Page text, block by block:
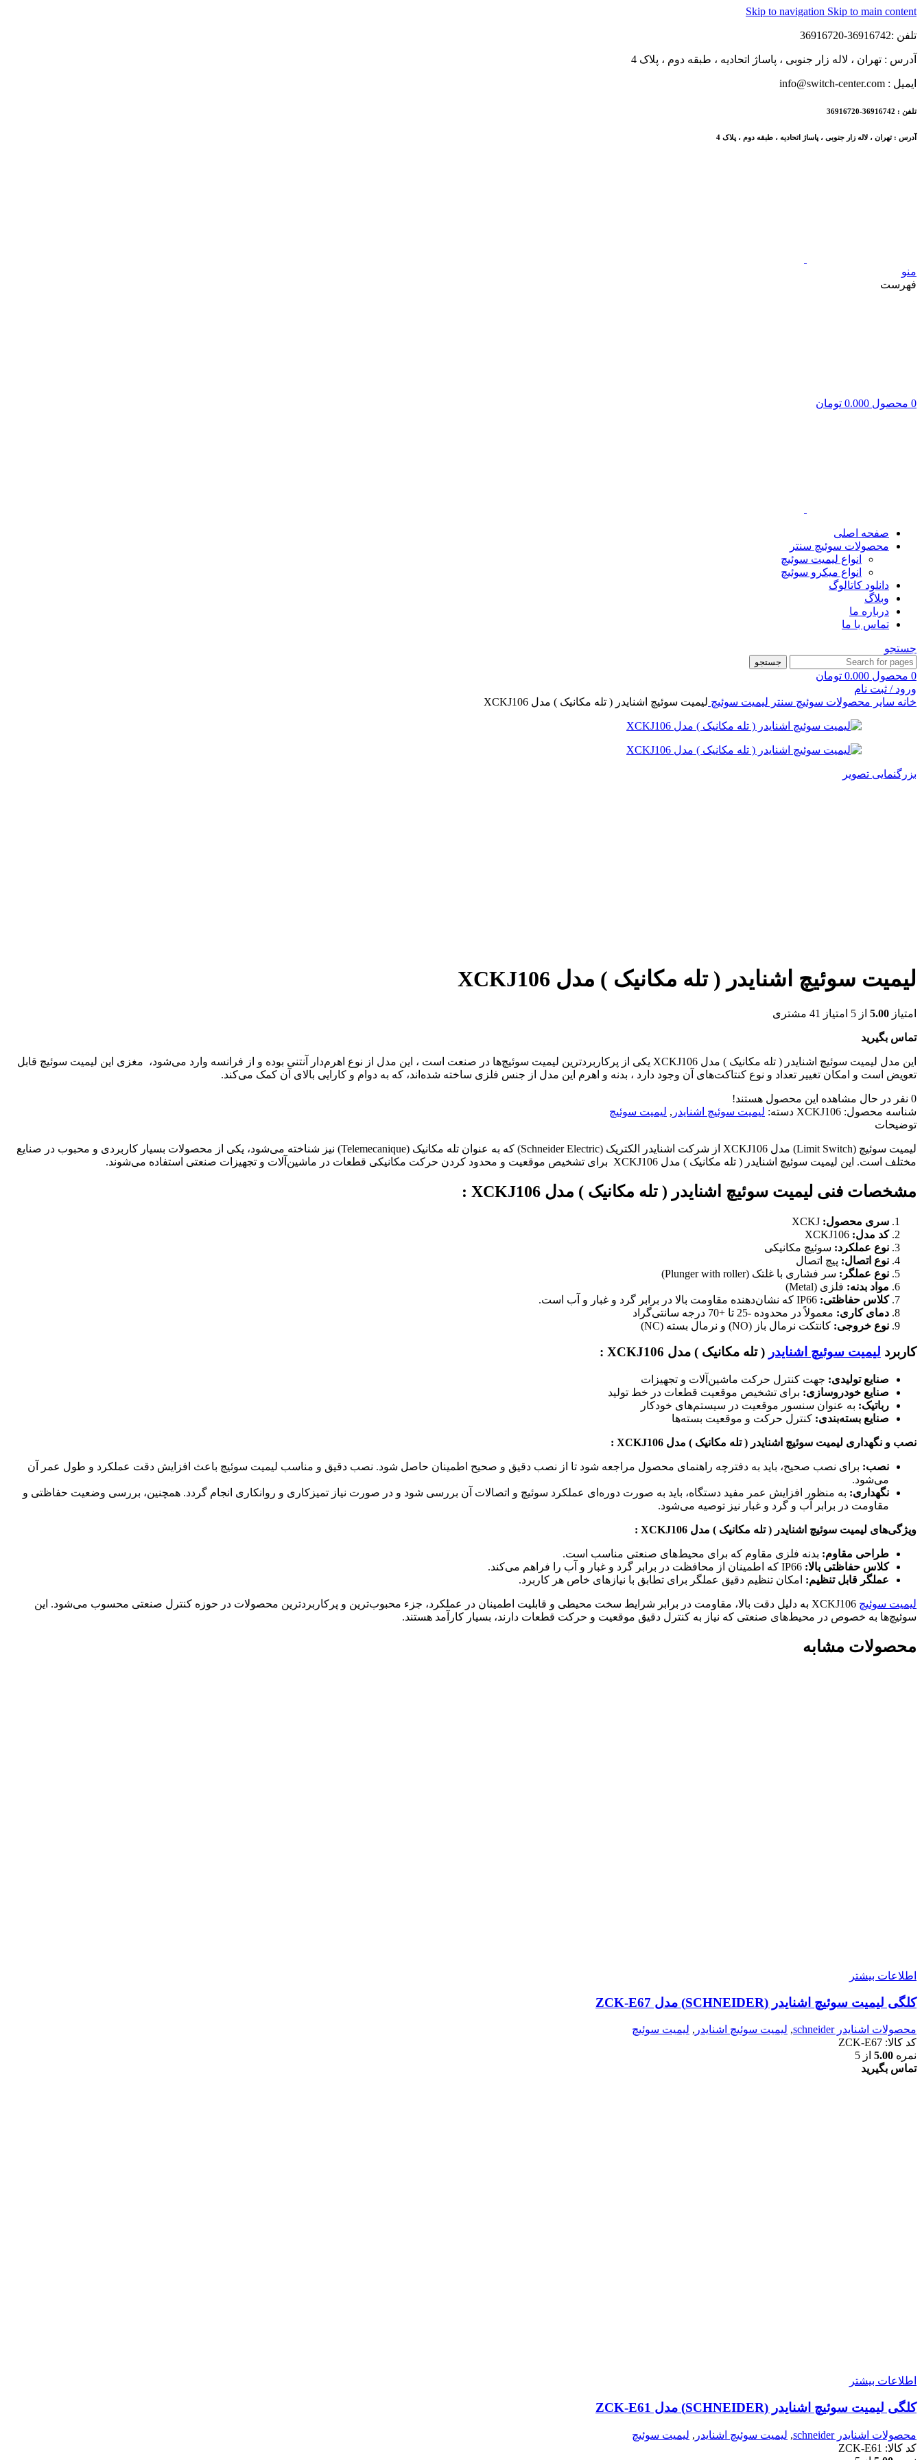
Skip to navigation Skip to main content
تلفن :36916742-36916720
آدرس : تهران ، لاله زار جنوبی ، پاساژ اتحادیه ، طبقه دوم ، پلاک 4
ایمیل : info@switch-center.com
تلفن : 36916742-36916720
آدرس : تهران ، لاله زار جنوبی ، پاساژ اتحادیه ، طبقه دوم ، پلاک 4
منو
فهرست
0 محصول 0.000 تومان
صفحه اصلی
محصولات سوئیچ سنتر
انواع لیمیت سوئیچ
انواع میکرو سوئیچ
دانلود کاتالوگ
وبلاگ
درباره ما
تماس با ما
جستجو
جستجو
0 محصول 0.000 تومان
ورود / ثبت نام
خانه سایر محصولات سوئیچ سنتر لیمیت سوئیچ لیمیت سوئیچ اشنایدر ( تله مکانیک ) مدل XCKJ106
بزرگنمایی تصویر
لیمیت سوئیچ اشنایدر ( تله مکانیک ) مدل XCKJ106
امتیاز 5.00 از 5 امتیاز 41 مشتری
تماس بگیرید
این مدل لیمیت سوئیچ اشنایدر ( تله مکانیک ) مدل XCKJ106 یکی از پرکاربردترین لیمیت سوئیچ‌ها در صنعت است ، این مدل از نوع اهرم‌دار آنتنی بوده و از فرانسه وارد می‌شود، مغزی این لیمیت سوئیچ قابل
تعویض است و امکان تغییر تعداد و نوع کنتاکت‌های آن وجود دارد ، بدنه و اهرم این مدل از جنس فلزی ساخته شده‌اند، که به دوام و کارایی بالای آن کمک می‌کند.
0 نفر در حال مشاهده این محصول هستند!
شناسه محصول: XCKJ106 دسته: لیمیت سوئیچ اشنایدر , لیمیت سوئیچ
توضیحات
لیمیت سوئیچ (Limit Switch) مدل XCKJ106 از شرکت اشنایدر الکتریک (Schneider Electric) که به عنوان تله مکانیک (Telemecanique) نیز شناخته می‌شود، یکی از محصولات بسیار کاربردی و محبوب در صنایع
مختلف است. این لیمیت سوئیچ اشنایدر ( تله مکانیک ) مدل XCKJ106 برای تشخیص موقعیت و محدود کردن حرکت مکانیکی قطعات در ماشین‌آلات و تجهیزات صنعتی استفاده می‌شوند.
مشخصات فنی لیمیت سوئیچ اشنایدر ( تله مکانیک ) مدل XCKJ106 :
سری محصول:
کد مدل:
نوع عملکرد: سوئیچ مکانیکی
نوع اتصال: پیچ اتصال
نوع عملگر: سر فشاری با غلتک (Plunger with roller)
مواد بدنه: فلزی (Metal)
کلاس حفاظتی:
دمای کاری: معمولاً در محدوده -25 تا +70 درجه سانتی‌گراد
نوع خروجی: کانتکت نرمال باز (NO) و نرمال بسته (NC)
کاربرد لیمیت سوئیچ اشنایدر ( تله مکانیک ) مدل XCKJ106 :
صنایع تولیدی: جهت کنترل حرکت ماشین‌آلات و تجهیزات
صنایع خودروسازی: برای تشخیص موقعیت قطعات در خط تولید
رباتیک: به عنوان سنسور موقعیت در سیستم‌های خودکار
صنایع بسته‌بندی: کنترل حرکت و موقعیت بسته‌ها
نصب و نگهداری لیمیت سوئیچ اشنایدر ( تله مکانیک ) مدل XCKJ106 :
نصب: برای نصب صحیح، باید به دفترچه راهنمای محصول مراجعه شود تا از نصب دقیق و صحیح اطمینان حاصل شود. نصب دقیق و مناسب لیمیت سوئیچ باعث افزایش دقت عملکرد و طول عمر آن
می‌شود.
نگهداری: به منظور افزایش عمر مفید دستگاه، باید به صورت دوره‌ای عملکرد سوئیچ و اتصالات آن بررسی شود و در صورت نیاز تمیزکاری و روانکاری انجام گردد. همچنین، بررسی وضعیت حفاظتی و
مقاومت در برابر آب و گرد و غبار نیز توصیه می‌شود.
ویژگی‌های لیمیت سوئیچ اشنایدر ( تله مکانیک ) مدل XCKJ106 :
طراحی مقاوم: بدنه فلزی مقاوم که برای محیط‌های صنعتی مناسب است.
کلاس حفاظتی بالا: IP66 که اطمینان از محافظت در برابر گرد و غبار و آب را فراهم می‌کند.
عملگر قابل تنظیم: امکان تنظیم دقیق عملگر برای تطابق با نیازهای خاص هر کاربرد.
لیمیت سوئیچ
XCKJ106 به دلیل دقت بالا، مقاومت در برابر شرایط سخت محیطی و قابلیت اطمینان در عملکرد، جزء محبوب‌ترین و پرکاربردترین محصولات در حوزه کنترل صنعتی محسوب می‌شود. این
سوئیچ‌ها به خصوص در محیط‌های صنعتی که نیاز به کنترل دقیق موقعیت و حرکت قطعات دارند، بسیار کارآمد هستند.
محصولات مشابه
اطلاعات بیشتر
کلگی لیمیت سوئیچ اشنایدر (SCHNEIDER) مدل ZCK-E67
محصولات اشنایدر schneider , لیمیت سوئیچ اشنایدر , لیمیت سوئیچ
کد کالا: ZCK-E67
نمره 5.00 از 5
تماس بگیرید
اطلاعات بیشتر
کلگی لیمیت سوئیچ اشنایدر (SCHNEIDER) مدل ZCK-E61
محصولات اشنایدر schneider , لیمیت سوئیچ اشنایدر , لیمیت سوئیچ
کد کالا: ZCK-E61